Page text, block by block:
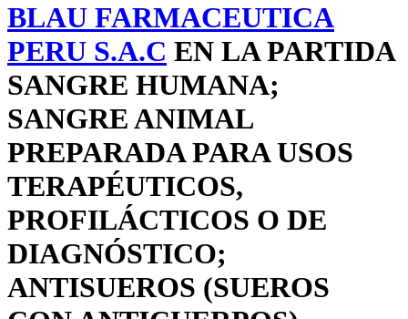
BLAU FARMACEUTICA
PERU S.A.C EN LA PARTIDA
SANGRE HUMANA;
SANGRE ANIMAL
PREPARADA PARA USOS
TERAPÉUTICOS,
PROFILÁCTICOS O DE
DIAGNÓSTICO;
ANTISUEROS (SUEROS